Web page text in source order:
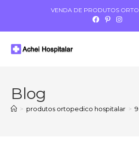
VENDA DE PRODUTOS
Blog
> produtos ortopedico hospitalar >